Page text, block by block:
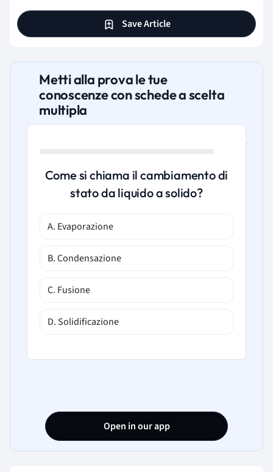
Save Article
Metti alla prova le tue
conoscenze con schede a scelta
multipla
Come si chiama il cambiamento di
stato da liquido a solido?
A. Evaporazione
B. Condensazione
C. Fusione
D. Solidificazione
Open in our app